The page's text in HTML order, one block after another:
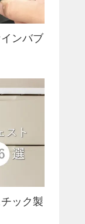
ンバブ
ック製